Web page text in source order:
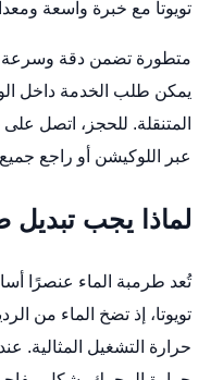
تويوتا مع خبرة واسعة
متطورة تضمن دقة وسرعة
يمكن طلب الخدمة داخل
عبر
اللوكيشن أو راجع
لماذا يجب تبديل
تُعد طرمبة الماء عنصرًا
تويوتا، إذ تضخ الماء من
حرارة التشغيل المثالية.